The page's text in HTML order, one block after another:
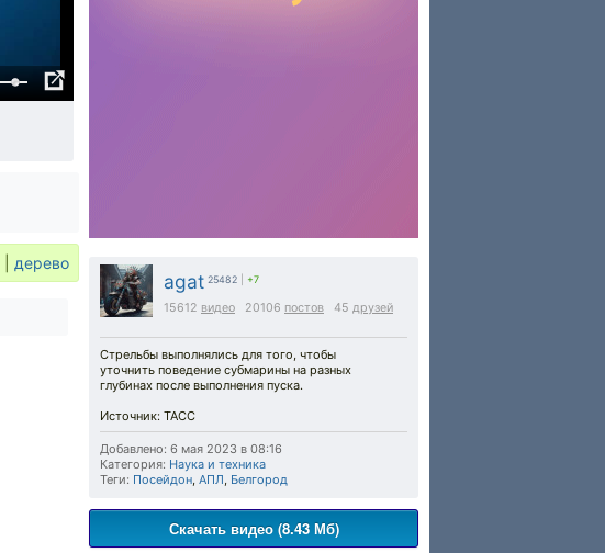
agat 25482 +7
15612 видео 20106 постов 45 друзей
Стрельбы выполнялись для того, чтобы
уточнить поведение субмарины на разных
глубинах после выполнения пуска.
Источник: ТАСС
Добавлено: 6 мая 2023 в 08:16
Категория: Наука и техника
Теги: Посейдон, АПЛ, Белгород
Скачать видео (8.43 Мб)
дерево